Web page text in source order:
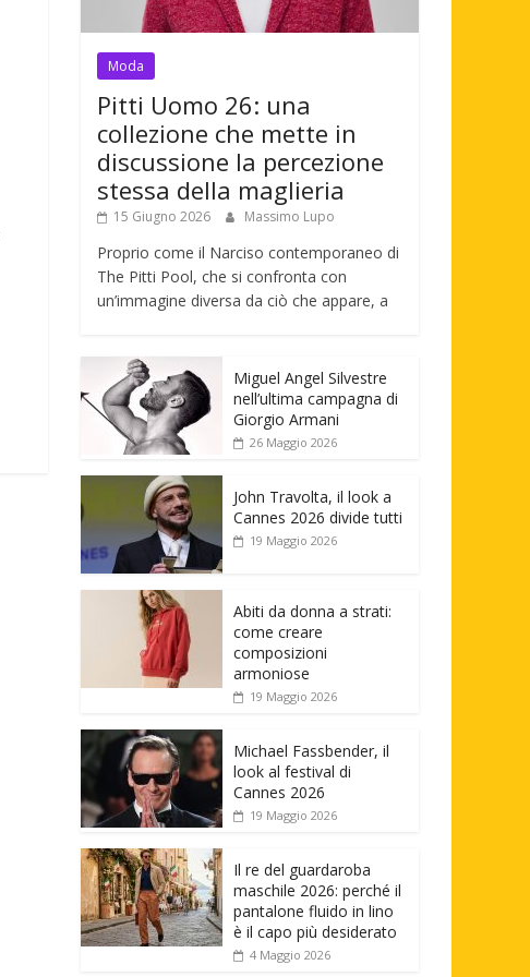
Moda
Pitti Uomo 26: una
collezione che mette in
discussione la percezione
stessa della maglieria
15 Giugno 2026 Massimo Lupo
Proprio come il Narciso contemporaneo di
The Pitti Pool, che si confronta con
un’immagine diversa da ciò che appare, a
Miguel Angel Silvestre
nell’ultima campagna di
Giorgio Armani
26 Maggio 2026
John Travolta, il look a
Cannes 2026 divide tutti
19 Maggio 2026
Abiti da donna a strati:
come creare
composizioni
armoniose
19 Maggio 2026
Michael Fassbender, il
look al festival di
Cannes 2026
19 Maggio 2026
Il re del guardaroba
maschile 2026: perché il
pantalone fluido in lino
è il capo più desiderato
4 Maggio 2026